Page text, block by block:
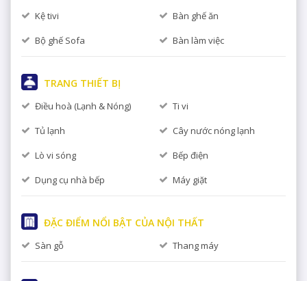
Kệ tivi
Bàn ghế ăn
Bộ ghế Sofa
Bàn làm việc
TRANG THIẾT BỊ
Điều hoà (Lạnh & Nóng)
Ti vi
Tủ lạnh
Cây nước nóng lạnh
Lò vi sóng
Bếp điện
Dụng cụ nhà bếp
Máy giặt
ĐẶC ĐIỂM NỔI BẬT CỦA NỘI THẤT
Sàn gỗ Thang máy